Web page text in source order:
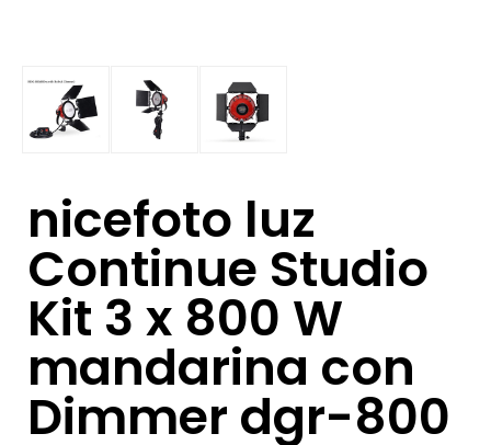
nicefoto luz
Continue Studio
Kit 3 x 800 W
mandarina con
Dimmer dgr-800